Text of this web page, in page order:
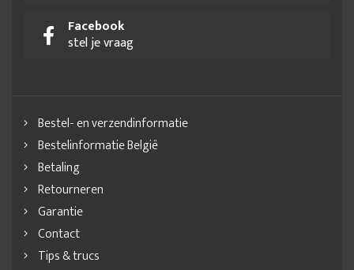
Facebook
stel je vraag
Bestel- en verzendinformatie
Bestelinformatie België
Betaling
Retourneren
Garantie
Contact
Tips & trucs